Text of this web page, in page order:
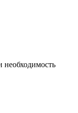
необходимость